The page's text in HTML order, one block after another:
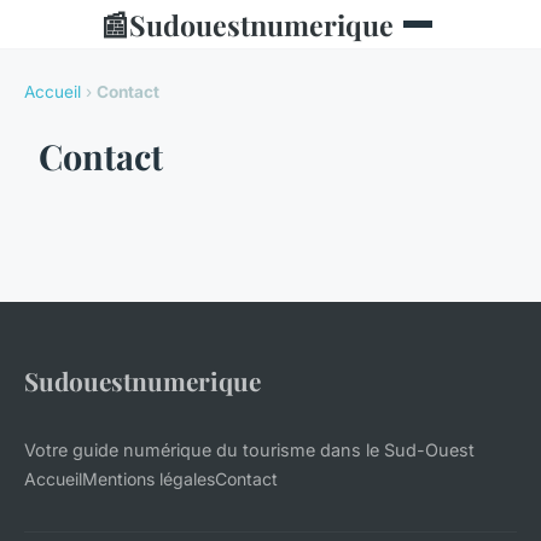
📰Sudouestnumerique
Accueil › Contact
Contact
Sudouestnumerique
Votre guide numérique du tourisme dans le Sud-Ouest
AccueilMentions légalesContact